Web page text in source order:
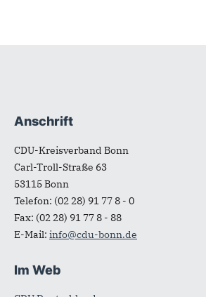
Fußbereich
Anschrift
CDU-Kreisverband Bonn
Carl-Troll-Straße 63
53115Bonn
Telefon: (02 28) 91 77 8 - 0
Fax: (02 28) 91 77 8 - 88
E-Mail: info@cdu-bonn.de
Im Web